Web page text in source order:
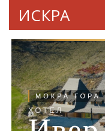
ИСКРА